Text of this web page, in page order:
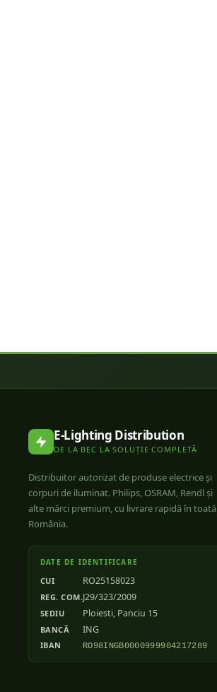
E-Lighting Distribution
DE LA BEC LA SOLUȚIE COMPLETĂ
Distribuitor autorizat de produse electrice și
corpuri de iluminat. Philips, OSRAM, Rendl și
alte mărci premium, cu livrare rapidă în toată
România.
DATE DE IDENTIFICARE
CUI RO25158023
REG. COM.J29/323/2009
SEDIU Ploiesti, Panciu 15
BANCĂ ING
IBAN RO98INGB0000999904217289